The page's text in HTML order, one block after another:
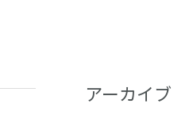
アーカイブ